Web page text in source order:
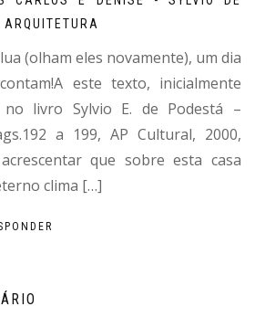
(olham eles novamente), um dia
este texto, inicialmente
no livro Sylvio E. de Podestá –
a 199, AP Cultural, 2000,
que sobre esta casa
clima […]